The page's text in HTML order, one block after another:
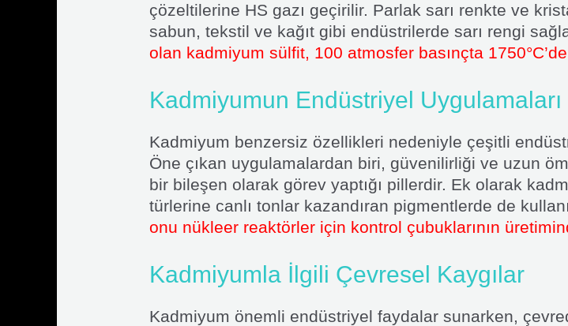
çözeltilerine HS gazı geçirilir. Parlak sarı renkte ve
sabun, tekstil ve kağıt gibi endüstrilerde sarı rengi
olan kadmiyum sülfit, 100 atmosfer basınçta
Kadmiyumun Endüstriyel Uygulamaları
Kadmiyum benzersiz özellikleri nedeniyle çeşitli
Öne çıkan uygulamalardan biri, güvenilirliği ve uzun
bir bileşen olarak görev yaptığı pillerdir. Ek olarak
türlerine canlı tonlar kazandıran pigmentlerde de
onu nükleer reaktörler için kontrol çubuklarının
Kadmiyumla İlgili Çevresel Kaygılar
Kadmiyum önemli endüstriyel faydalar sunarken,